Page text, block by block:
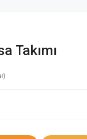
Takımı